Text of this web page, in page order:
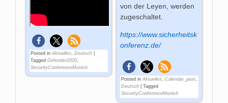
von der Leyen, werden
zugeschaltet.
https://www.sicherheitsk
onferenz.de/
Posted in Aktuelles Calendar_past,
Deutsch| Tagged
SecurityConferenceMunich
Posted in Aktuelles ,Deutsch
Tagged Defender2020
SecurityConferenceMunich